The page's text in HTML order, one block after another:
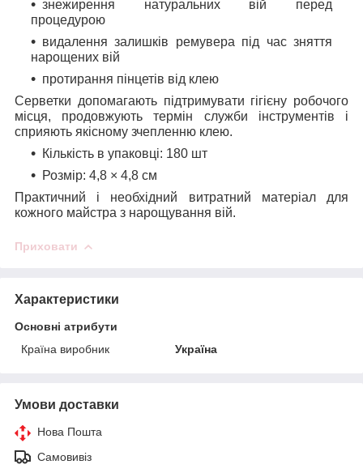
знежирення натуральних вій перед
процедурою
видалення залишків ремувера під час зняття
нарощених вій
протирання пінцетів від клею
Серветки допомагають підтримувати гігієну робочого
місця, продовжують термін служби інструментів і
сприяють якісному зчепленню клею.
Кількість в упаковці: 180 шт
Розмір: 4,8 × 4,8 см
Практичний і необхідний витратний матеріал для
кожного майстра з нарощування вій.
Приховати
Характеристики
Основні атрибути
Країна виробник
Україна
Умови доставки
Нова Пошта
Самовивіз